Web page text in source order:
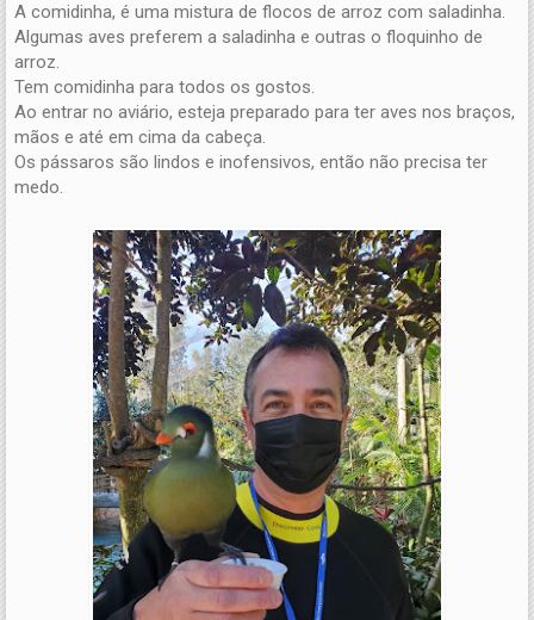
A comidinha, é uma mistura de flocos de arroz com saladinha.
Algumas aves preferem a saladinha e outras o floquinho de
arroz.
Tem comidinha para todos os gostos.
Ao entrar no aviário, esteja preparado para ter aves nos braços,
mãos e até em cima da cabeça.
Os pássaros são lindos e inofensivos, então não precisa ter
medo.